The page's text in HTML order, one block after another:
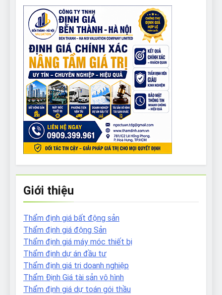
Giới thiệu
Thẩm định giá bất động sản
Thẩm định giá động Sản
Thẩm định giá máy móc thiết bị
Thẩm định dự án đầu tư
Thẩm định giá tri doanh nghiệp
Thẩm Định Giá tài sản vô hình
Thẩm định giá dự toán gói thầu